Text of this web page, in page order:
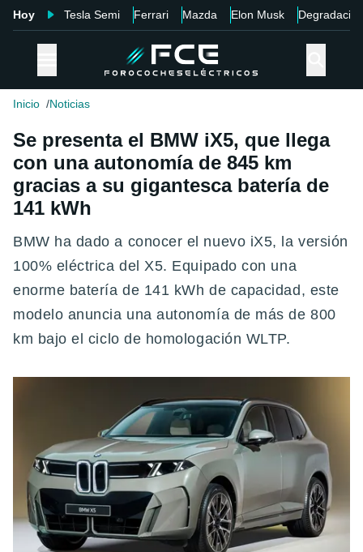
Hoy Tesla Semi Ferrari Mazda Elon Musk Degradación
Inicio Noticias
Se presenta el BMW iX5, que llega
con una autonomía de 845 km
gracias a su gigantesca batería de
141 kWh
BMW ha dado a conocer el nuevo iX5, la versión
100% eléctrica del X5. Equipado con una
enorme batería de 141 kWh de capacidad, este
modelo anuncia una autonomía de más de 800
km bajo el ciclo de homologación WLTP.